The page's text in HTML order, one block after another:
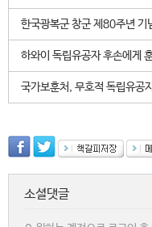
한국광복군 창군 제80주년 기
하와이 독립유공자 후손에게
국가보훈처, 무호적 독립유공
소셜댓글